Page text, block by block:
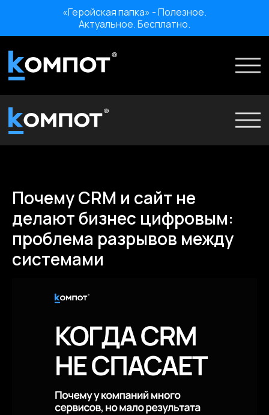
«Геройская папка» - Полезное. Актуальное. Бесплатно.
«Геройская папка» - Полезное.
Актуальное. Бесплатно.
Мероприятия
Проекты
О нас
Мероприятия
Карьера
Почему CRM и сайт не
делают бизнес цифровым:
проблема разрывов между
системами